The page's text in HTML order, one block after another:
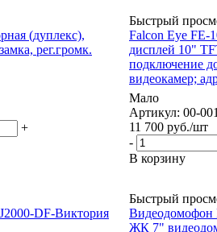
(дуплекс),
рег.громк.
+
Быстрый
Falcon Eye
дисплей 10"
подключение
видеокамер;
Мало
Артикул: 00-
11 700 руб./шт
-
В корзину
DF-Виктория
Быстрый
Видеодомофон
ЖК 7"